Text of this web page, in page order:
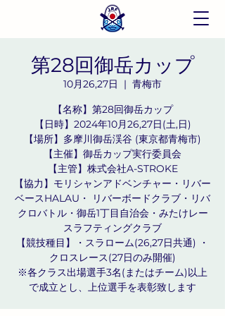
第28回御岳カップ
10月26,27日
  |
青梅市
【名称】第28回御岳カップ
【日時】2024年10月26,27日(土,日)
【場所】多摩川御岳渓谷 (東京都青梅市)
【主催】御岳カップ実行委員会
【主管】株式会社A-STROKE
【協力】モリシャンアドベンチャー・リバー
ベースHALAU・ リバーボードクラブ・リバ
クロバトル・御岳1丁目自治会・みたけレー
スラフティングクラブ
【競技種目】・スラローム(26,27日共通) ・
クロスレース(27日のみ開催)
※各クラス出場選手3名(またはチーム)以上
で成立とし、上位選手を表彰致します